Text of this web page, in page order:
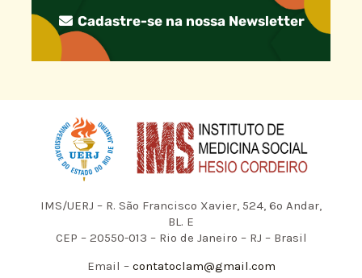
Cadastre-se na nossa Newsletter
IMS/UERJ – R. São Francisco Xavier, 524, 6º Andar,
BL. E
CEP – 20550-013 – Rio de Janeiro – RJ – Brasil
Email –contatoclam@gmail.com